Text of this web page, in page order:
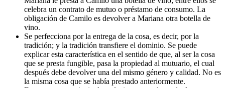
celebra un contrato de mutuo o préstamo de consumo. La
obligación de Camilo es devolver a Mariana otra botella de
vino.
Se perfecciona por la entrega de la cosa, es decir, por la
tradición; y la tradición transfiere el dominio. Se puede
explicar esta característica en el sentido de que, al ser la cosa
que se presta fungible, pasa la propiedad al mutuario, el cual
después debe devolver una del mismo género y calidad. No es
la misma cosa que se había prestado anteriormente.